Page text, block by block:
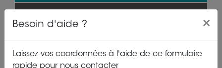
Besoin d'aide ? ×
Laissez vos coordonnées à l'aide de ce formulaire
rapide pour nous contacter